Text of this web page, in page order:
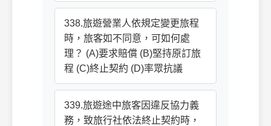
338.旅遊營業人依規定變更旅程
時，旅客如不同意，可如何處
理？ (A)要求賠償 (B)堅持原訂旅
程 (C)終止契約 (D)率眾抗議
339.旅遊途中旅客因違反協力義
務，致旅行社依法終止契約時，